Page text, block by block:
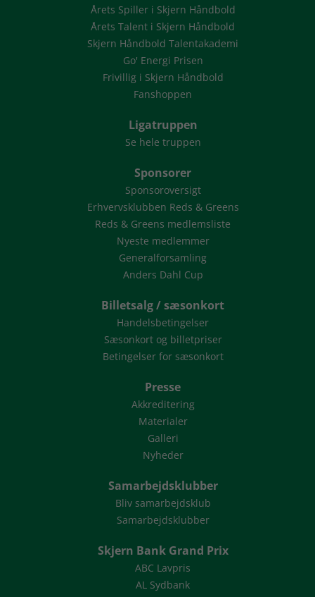
Årets Spiller i Skjern Håndbold
Årets Talent i Skjern Håndbold
Skjern Håndbold Talentakademi
Go' Energi Prisen
Frivillig i Skjern Håndbold
Fanshoppen
Ligatruppen
Se hele truppen
Sponsorer
Sponsoroversigt
Erhvervsklubben Reds & Greens
Reds & Greens medlemsliste
Nyeste medlemmer
Generalforsamling
Anders Dahl Cup
Billetsalg / sæsonkort
Handelsbetingelser
Sæsonkort og billetpriser
Betingelser for sæsonkort
Presse
Akkreditering
Materialer
Galleri
Nyheder
Samarbejdsklubber
Bliv samarbejdsklub
Samarbejdsklubber
Skjern Bank Grand Prix
ABC Lavpris
AL Sydbank